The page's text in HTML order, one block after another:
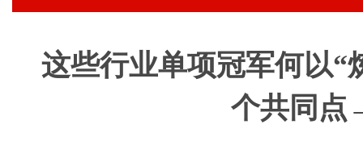
这些行业单项冠军何以“
个共同